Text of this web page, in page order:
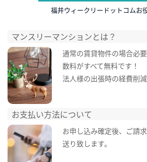
福井ウィークリードットコムお
マンスリーマンションとは？
通常の賃貸物件の場合必
数料がすべて無料です！
法人様の出張時の経費削
お支払い方法について
お申し込み確定後、ご請
送り致します。